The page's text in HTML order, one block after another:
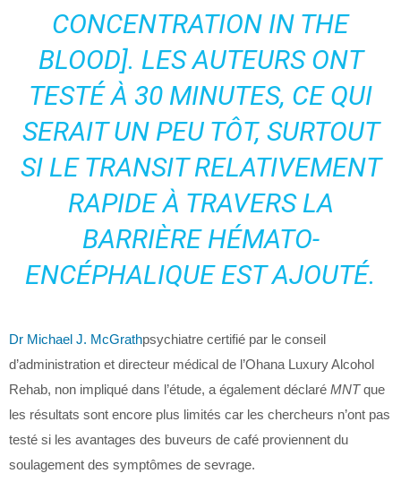
CONCENTRATION IN THE
BLOOD]. LES AUTEURS ONT
TESTÉ À 30 MINUTES, CE QUI
SERAIT UN PEU TÔT, SURTOUT
SI LE TRANSIT RELATIVEMENT
RAPIDE À TRAVERS LA
BARRIÈRE HÉMATO-
ENCÉPHALIQUE EST AJOUTÉ.
Dr Michael J. McGrathpsychiatre certifié par le conseil
d’administration et directeur médical de l’Ohana Luxury Alcohol
Rehab, non impliqué dans l’étude, a également déclaré MNTque
les résultats sont encore plus limités car les chercheurs n’ont pas
testé si les avantages des buveurs de café proviennent du
soulagement des symptômes de sevrage.